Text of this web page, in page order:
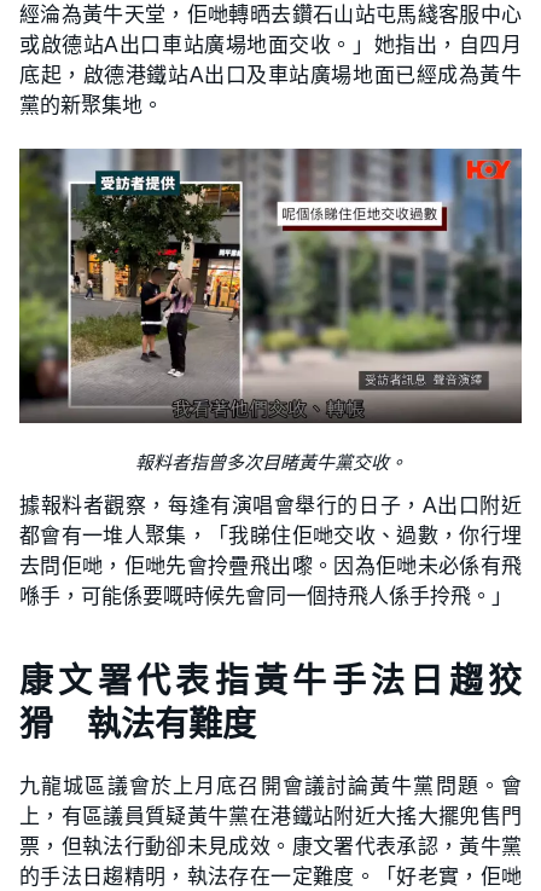
經淪為黃牛天堂，佢哋轉晒去鑽石山站屯馬綫客服中心
或啟德站A出口車站廣場地面交收。」她指出，自四月
底起，啟德港鐵站A出口及車站廣場地面已經成為黃牛
黨的新聚集地。
報料者指曾多次目睹黃牛黨交收。
據報料者觀察，每逢有演唱會舉行的日子，A出口附近
都會有一堆人聚集，「我睇住佢哋交收、過數，你行埋
去問佢哋，佢哋先會拎疊飛出嚟。因為佢哋未必係有飛
喺手，可能係要嘅時候先會同一個持飛人係手拎飛。」
康文署代表指黃牛手法日趨狡
猾 執法有難度
九龍城區議會於上月底召開會議討論黃牛黨問題。會
上，有區議員質疑黃牛黨在港鐵站附近大搖大擺兜售門
票，但執法行動卻未見成效。康文署代表承認，黃牛黨
的手法日趨精明，執法存在一定難度。「好老實，佢哋